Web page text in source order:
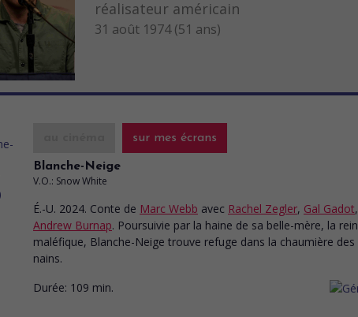
réalisateur américain
31 août 1974 (51 ans)
sur mes écrans
Blanche-Neige
V.O.: Snow White
É.-U. 2024. Conte de Marc Webb avec Rachel Zegler, Gal Gadot,
Andrew Burnap. Poursuivie par la haine de sa belle-mère, la
maléfique, Blanche-Neige trouve refuge dans la chaumière des
nains.
Durée: 109 min.